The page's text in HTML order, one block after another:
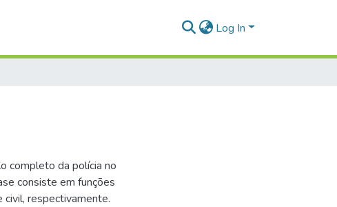
Log In
completo da polícia no
consiste em funções
civil, respectivamente.